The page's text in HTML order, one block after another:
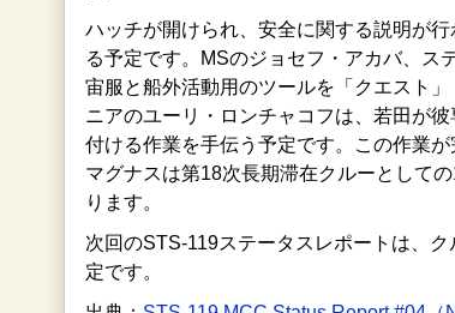
ハッチが開けられ、安全に関する説明が
る予定です。MSのジョセフ・アカバ、ス
宙服と船外活動用のツールを「クエスト
ニアのユーリ・ロンチャコフは、若田が
付ける作業を手伝う予定です。この作業
マグナスは第18次長期滞在クルーとして
ります。
次回のSTS-119ステータスレポートは、
定です。